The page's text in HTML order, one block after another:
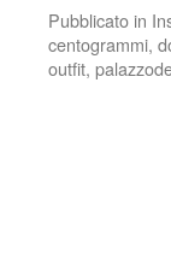
Pubblicato in
centogrammi,
outfit,